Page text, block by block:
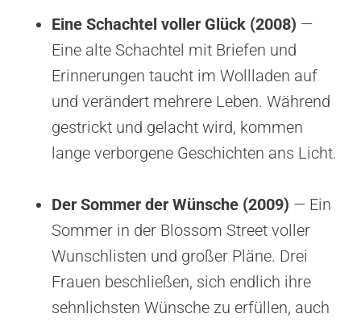
Eine Schachtel voller Glück (2008) —
Eine alte Schachtel mit Briefen und
Erinnerungen taucht im Wollladen auf
und verändert mehrere Leben. Während
gestrickt und gelacht wird, kommen
lange verborgene Geschichten ans Licht.
Der Sommer der Wünsche (2009) — Ein
Sommer in der Blossom Street voller
Wunschlisten und großer Pläne. Drei
Frauen beschließen, sich endlich ihre
sehnlichsten Wünsche zu erfüllen, auch